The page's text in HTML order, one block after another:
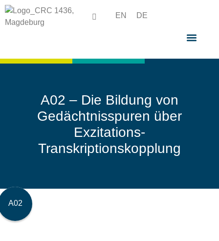
EN DE
A02 – Die Bildung von
Gedächtnisspuren über
Exzitations-
Transkriptionskopplung
A02